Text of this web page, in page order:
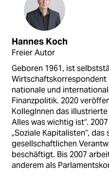
Hannes Koch
Freier Autor
Geboren 1961, ist
Wirtschaftskorrespondent
nationale und
Finanzpolitik. 2020
KollegInnen das
Alles was wichtig ist“.
„Soziale Kapitalisten“,
gesellschaftlichen
beschäftigt. Bis 2007
anderem als